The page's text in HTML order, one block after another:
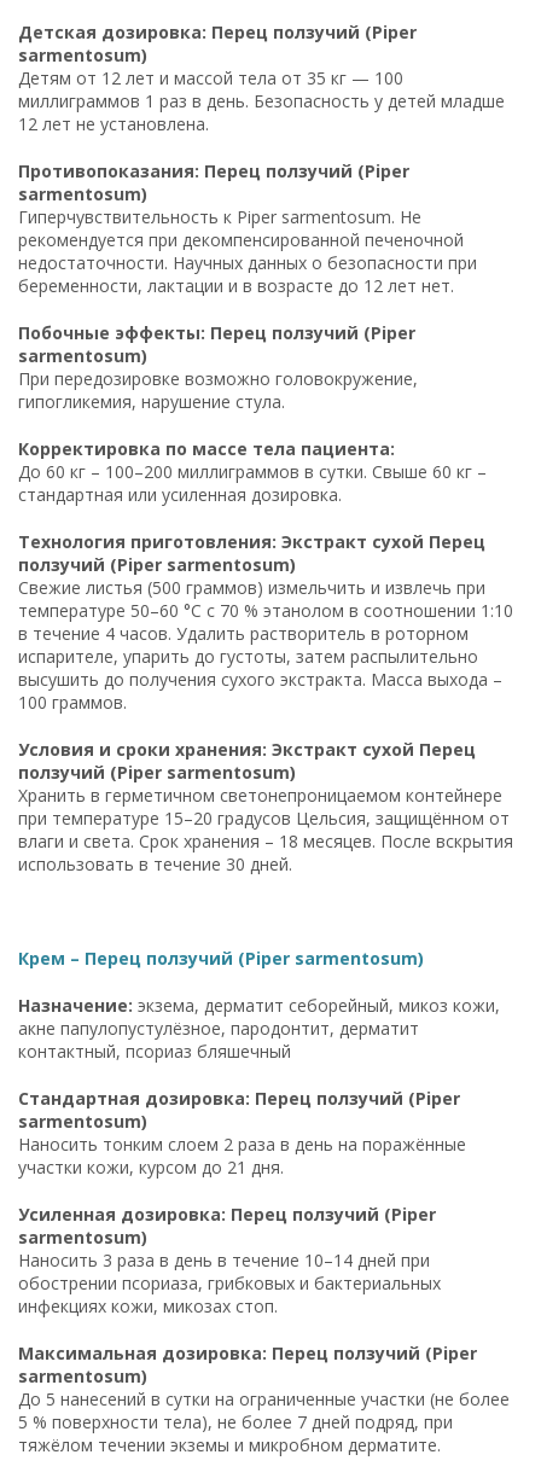
Детская дозировка: Перец ползучий (Piper
sarmentosum)
Детям от 12 лет и массой тела от 35 кг — 100
миллиграммов 1 раз в день. Безопасность у детей младше
12 лет не установлена.
Противопоказания: Перец ползучий (Piper
sarmentosum)
Гиперчувствительность к Piper sarmentosum. Не
рекомендуется при декомпенсированной печеночной
недостаточности. Научных данных о безопасности при
беременности, лактации и в возрасте до 12 лет нет.
Побочные эффекты: Перец ползучий (Piper
sarmentosum)
При передозировке возможно головокружение,
гипогликемия, нарушение стула.
Корректировка по массе тела пациента:
До 60 кг – 100–200 миллиграммов в сутки. Свыше 60 кг –
стандартная или усиленная дозировка.
Технология приготовления: Экстракт сухой Перец
ползучий (Piper sarmentosum)
Свежие листья (500 граммов) измельчить и извлечь при
температуре 50–60 °C с 70 % этанолом в соотношении 1:10
в течение 4 часов. Удалить растворитель в роторном
испарителе, упарить до густоты, затем распылительно
высушить до получения сухого экстракта. Масса выхода –
100 граммов.
Условия и сроки хранения: Экстракт сухой Перец
ползучий (Piper sarmentosum)
Хранить в герметичном светонепроницаемом контейнере
при температуре 15–20 градусов Цельсия, защищённом от
влаги и света. Срок хранения – 18 месяцев. После вскрытия
использовать в течение 30 дней.
Крем – Перец ползучий (Piper sarmentosum)
Назначение: экзема, дерматит себорейный, микоз кожи,
акне папулопустулёзное, пародонтит, дерматит
контактный, псориаз бляшечный
Стандартная дозировка: Перец ползучий (Piper
sarmentosum)
Наносить тонким слоем 2 раза в день на поражённые
участки кожи, курсом до 21 дня.
Усиленная дозировка: Перец ползучий (Piper
sarmentosum)
Наносить 3 раза в день в течение 10–14 дней при
обострении псориаза, грибковых и бактериальных
инфекциях кожи, микозах стоп.
Максимальная дозировка: Перец ползучий (Piper
sarmentosum)
До 5 нанесений в сутки на ограниченные участки (не более
5 % поверхности тела), не более 7 дней подряд, при
тяжёлом течении экземы и микробном дерматите.